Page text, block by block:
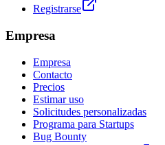
Registrarse
Empresa
Empresa
Contacto
Precios
Estimar uso
Solicitudes personalizadas
Programa para Startups
Bug Bounty